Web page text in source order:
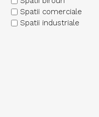
Spatii comerciale
Spatii industriale